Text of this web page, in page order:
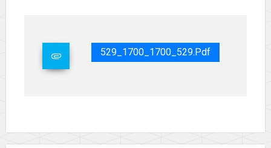
529_1700_1700_529.pdf